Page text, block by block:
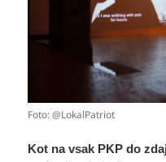
Foto: @LokalPatriot
Kot na vsak PKP do